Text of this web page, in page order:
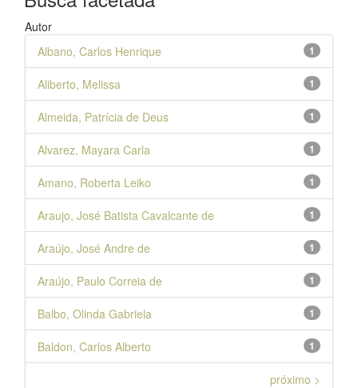
Autor
1
Albano, Carlos Henrique
1
Aliberto, Melissa
1
Almeida, Patrícia de Deus
1
Alvarez, Mayara Carla
1
Amano, Roberta Leiko
1
Araujo, José Batista Cavalcante de
1
Araújo, José Andre de
1
Araújo, Paulo Correia de
1
Balbo, Olinda Gabriela
1
Baldon, Carlos Alberto
próximo >